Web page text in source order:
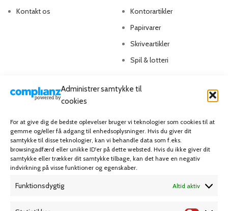
Administrer samtykke til
cookies
For at give dig de bedste oplevelser bruger vi teknologier som cookies til at
gemme og/eller få adgang til enhedsoplysninger. Hvis du giver dit
samtykke til disse teknologier, kan vi behandle data som f.eks.
browsingadfærd eller unikke ID'er på dette websted. Hvis du ikke giver dit
samtykke eller trækker dit samtykke tilbage, kan det have en negativ
indvirkning på visse funktioner og egenskaber.
Funktionsdygtig Altid aktiv
Kontakt os
Kontorartikler
Papirvarer
Skriveartikler
Spil & lotteri
MIN KONTO
Ordrer
Adresser
Favoritliste
KUNDESERVICE
Privatlivspolitik
Bliv kunde
Cookie Politik (EU)